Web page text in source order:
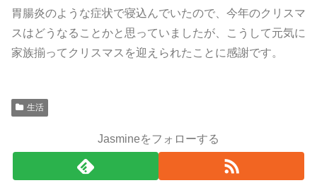
胃腸炎のような症状で寝込んでいたので、今年のクリスマ
スはどうなることかと思っていましたが、こうして元気に
家族揃ってクリスマスを迎えられたことに感謝です。
生活
Jasmineをフォローする